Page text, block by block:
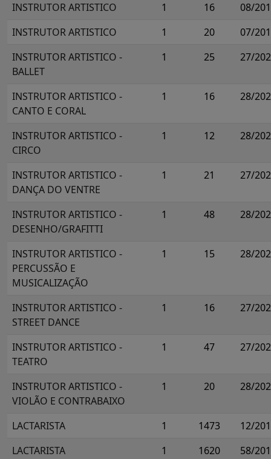
INSTRUTOR ARTISTICO 1 16
08/
INSTRUTOR ARTISTICO
1 20
07/
INSTRUTOR ARTISTICO -
BALLET
1 25 27/
INSTRUTOR ARTISTICO -
CANTO E CORAL
1 16 28/
INSTRUTOR ARTISTICO -
CIRCO
1 12 28/
INSTRUTOR ARTISTICO -
DANÇA DO VENTRE
1 21 27/
INSTRUTOR ARTISTICO -
DESENHO/GRAFITTI
1 48 28/
INSTRUTOR ARTISTICO -
PERCUSSÃO E
MUSICALIZAÇÃO
1 15 28/
INSTRUTOR ARTISTICO -
STREET DANCE
1 16 27/
INSTRUTOR ARTISTICO -
TEATRO
1 47 27/
INSTRUTOR ARTISTICO -
VIOLÃO E CONTRABAIXO
1 20 28/
LACTARISTA 1 1473
12/
LACTARISTA
1 1620
58/